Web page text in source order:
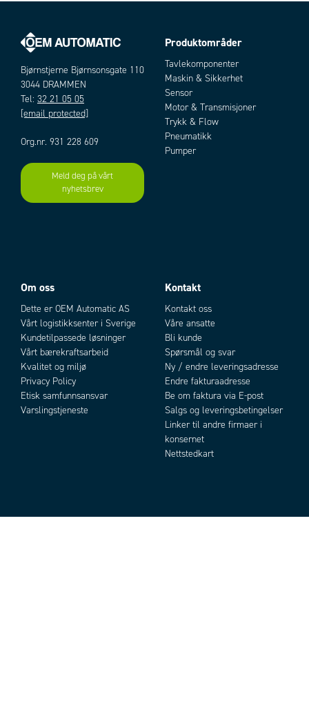
Bjørnstjerne Bjørnsonsgate 110
3044 DRAMMEN
Tel: 32 21 05 05
[email protected]
Org.nr. 931 228 609
Meld deg på vårt
nyhetsbrev
Produktområder
Tavlekomponenter
Maskin & Sikkerhet
Sensor
Motor & Transmisjoner
Trykk & Flow
Pneumatikk
Pumper
Om oss
Dette er OEM Automatic AS
Vårt logistikksenter i Sverige
Kundetilpassede løsninger
Vårt bærekraftsarbeid
Kvalitet og miljø
Privacy Policy
Etisk samfunnsansvar
Varslingstjeneste
Kontakt
Kontakt oss
Våre ansatte
Bli kunde
Spørsmål og svar
Ny / endre leveringsadresse
Endre fakturaadresse
Be om faktura via E-post
Salgs og leveringsbetingelser
Linker til andre firmaer i
konsernet
Nettstedkart